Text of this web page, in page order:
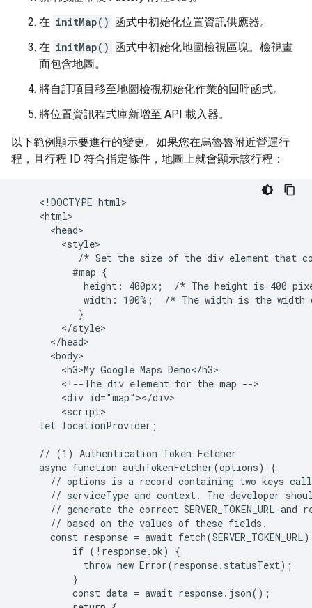
在 initMap() 函式中初始化位置資訊供應器。
在 initMap() 函式中初始化地圖檢視區塊。檢視畫
面包含地圖。
將自訂項目移至地圖檢視初始化作業的回呼函式。
將位置資訊程式庫新增至 API 載入器。
以下範例顯示要進行的變更。如果您在烏魯魯附近營運行
程，且行程 ID 符合指定條件，地圖上就會顯示該行程：
    <!DOCTYPE html>
    <html>
      <head>
        <style>
/* Set the size of the div element that
          #map {
height: 400px;  /* The height is 400
width: 100%;  /* The width is the width
           }
        </style>
      </head>
      <body>
        <h3>My Google Maps Demo</h3>
        <!--The div element for the map -->
        <div id="map"></div>
        <script>
    let locationProvider;
    // (1) Authentication Token Fetcher
    async function authTokenFetcher(options) {
// options is a record containing two keys
// serviceType and context. The developer
// generate the correct SERVER_TOKEN_URL and
      // based on the values of these fields.
const response = await
          if (!response.ok) {
            throw new Error(response.statusText);
          }
          const data = await response.json();